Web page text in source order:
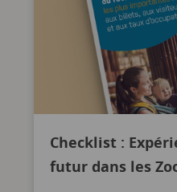
Checklist :
futur dans les